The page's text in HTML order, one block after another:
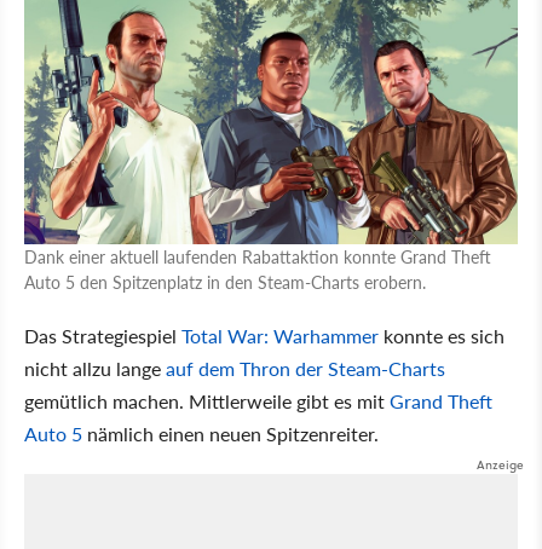
Dank einer aktuell laufenden Rabattaktion konnte Grand Theft
Auto 5 den Spitzenplatz in den Steam-Charts erobern.
Das Strategiespiel Total War: Warhammer konnte es sich
nicht allzu langeauf dem Thron der Steam-Charts
gemütlich machen. Mittlerweile gibt es mitGrand Theft
Auto 5 nämlich einen neuen Spitzenreiter.